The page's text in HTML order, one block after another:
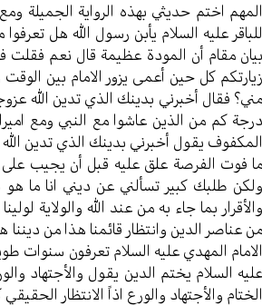
المهم اختم حديثي بهذه الرواية الجميلة
للباقر عليه السلام يأبن رسول الله هل
بيان مقام أن المودة عظيمة قال نعم فقلت
زيارتكم كل حين أعمى يزور الامام بين
مني؟ فقال أخبرني بدينك الذي تدين الله
درجة كم من الذين عاشوا مع النبي ومع
المكفوف يقول أخبرني بدينك الذي تدين الله
ما فوت الفرصة علق عليه قبل أن يجيب
ولكن طلبك كبير تسألني عن ديني انا ما هو
والأقرار بما جاء به من عند الله والولاية
من عناصر الدين وانتظار قائمنا هذا من ديننا
الامام المهدي عليه السلام تعرفون سنوات
عليه السلام يختم الدين يقول والأجتهاد
الختام والأجتهاد والورع اذاً الانتظار